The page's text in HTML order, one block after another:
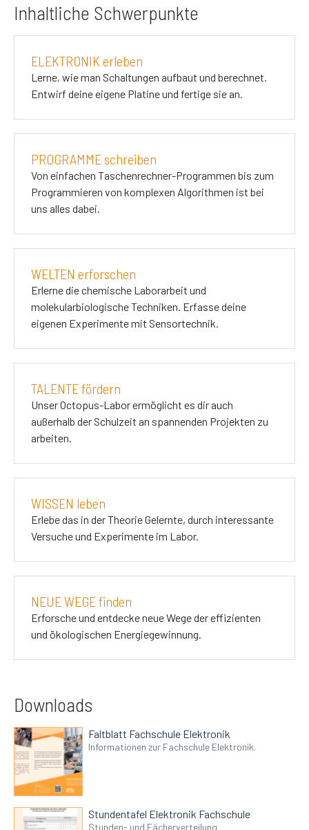
Inhaltliche Schwerpunkte
ELEKTRONIK erleben
Lerne, wie man Schaltungen aufbaut und berechnet.
Entwirf deine eigene Platine und fertige sie an.
PROGRAMME schreiben
Von einfachen Taschenrechner-Programmen bis zum
Programmieren von komplexen Algorithmen ist bei
uns alles dabei.
WELTEN erforschen
Erlerne die chemische Laborarbeit und
molekularbiologische Techniken. Erfasse deine
eigenen Experimente mit Sensortechnik.
TALENTE fördern
Unser Octopus-Labor ermöglicht es dir auch
außerhalb der Schulzeit an spannenden Projekten zu
arbeiten.
WISSEN leben
Erlebe das in der Theorie Gelernte, durch interessante
Versuche und Experimente im Labor.
NEUE WEGE finden
Erforsche und entdecke neue Wege der effizienten
und ökologischen Energiegewinnung.
Downloads
Faltblatt Fachschule Elektronik
Informationen zur Fachschule Elektronik.
Stundentafel Elektronik Fachschule
Stunden- und Fächerverteilung